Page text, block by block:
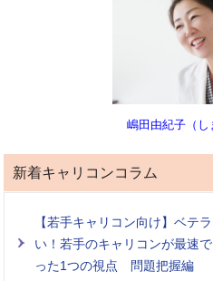
嶋田由紀子（し
新着キャリコンコラム
【若手キャリコン向け】ベテ
い！若手のキャリコンが最速
った1つの視点 問題把握編